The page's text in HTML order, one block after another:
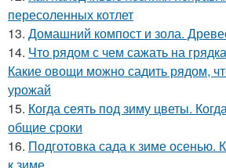
пересоленных котлет
13. Домашний компост и зола.
14. Что рядом с чем сажать на
Какие овощи можно садить рядом,
урожай
15. Когда сеять под зиму цветы.
общие сроки
16. Подготовка сада к зиме осенью.